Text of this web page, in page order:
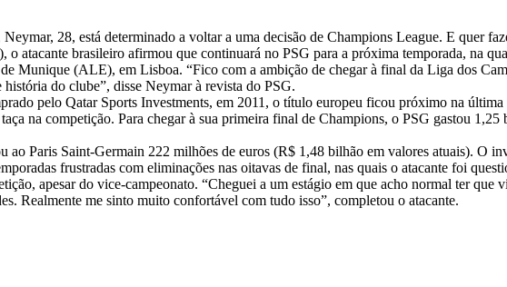
28, está determinado a voltar a uma decisão de Champions League. E quer
atacante brasileiro afirmou que continuará no PSG para a próxima temporada, na
Munique (ALE), em Lisboa. “Fico com a ambição de chegar à final da Liga dos
do clube”, disse Neymar à revista do PSG.
pelo Qatar Sports Investments, em 2011, o título europeu ficou próximo na
na competição. Para chegar à sua primeira final de Champions, o PSG gastou
ao Paris Saint-Germain 222 milhões de euros (R$ 1,48 bilhão em valores atuais). O
frustradas com eliminações nas oitavas de final, nas quais o atacante foi
apesar do vice-campeonato. “Cheguei a um estágio em que acho normal ter
Realmente me sinto muito confortável com tudo isso”, completou o atacante.